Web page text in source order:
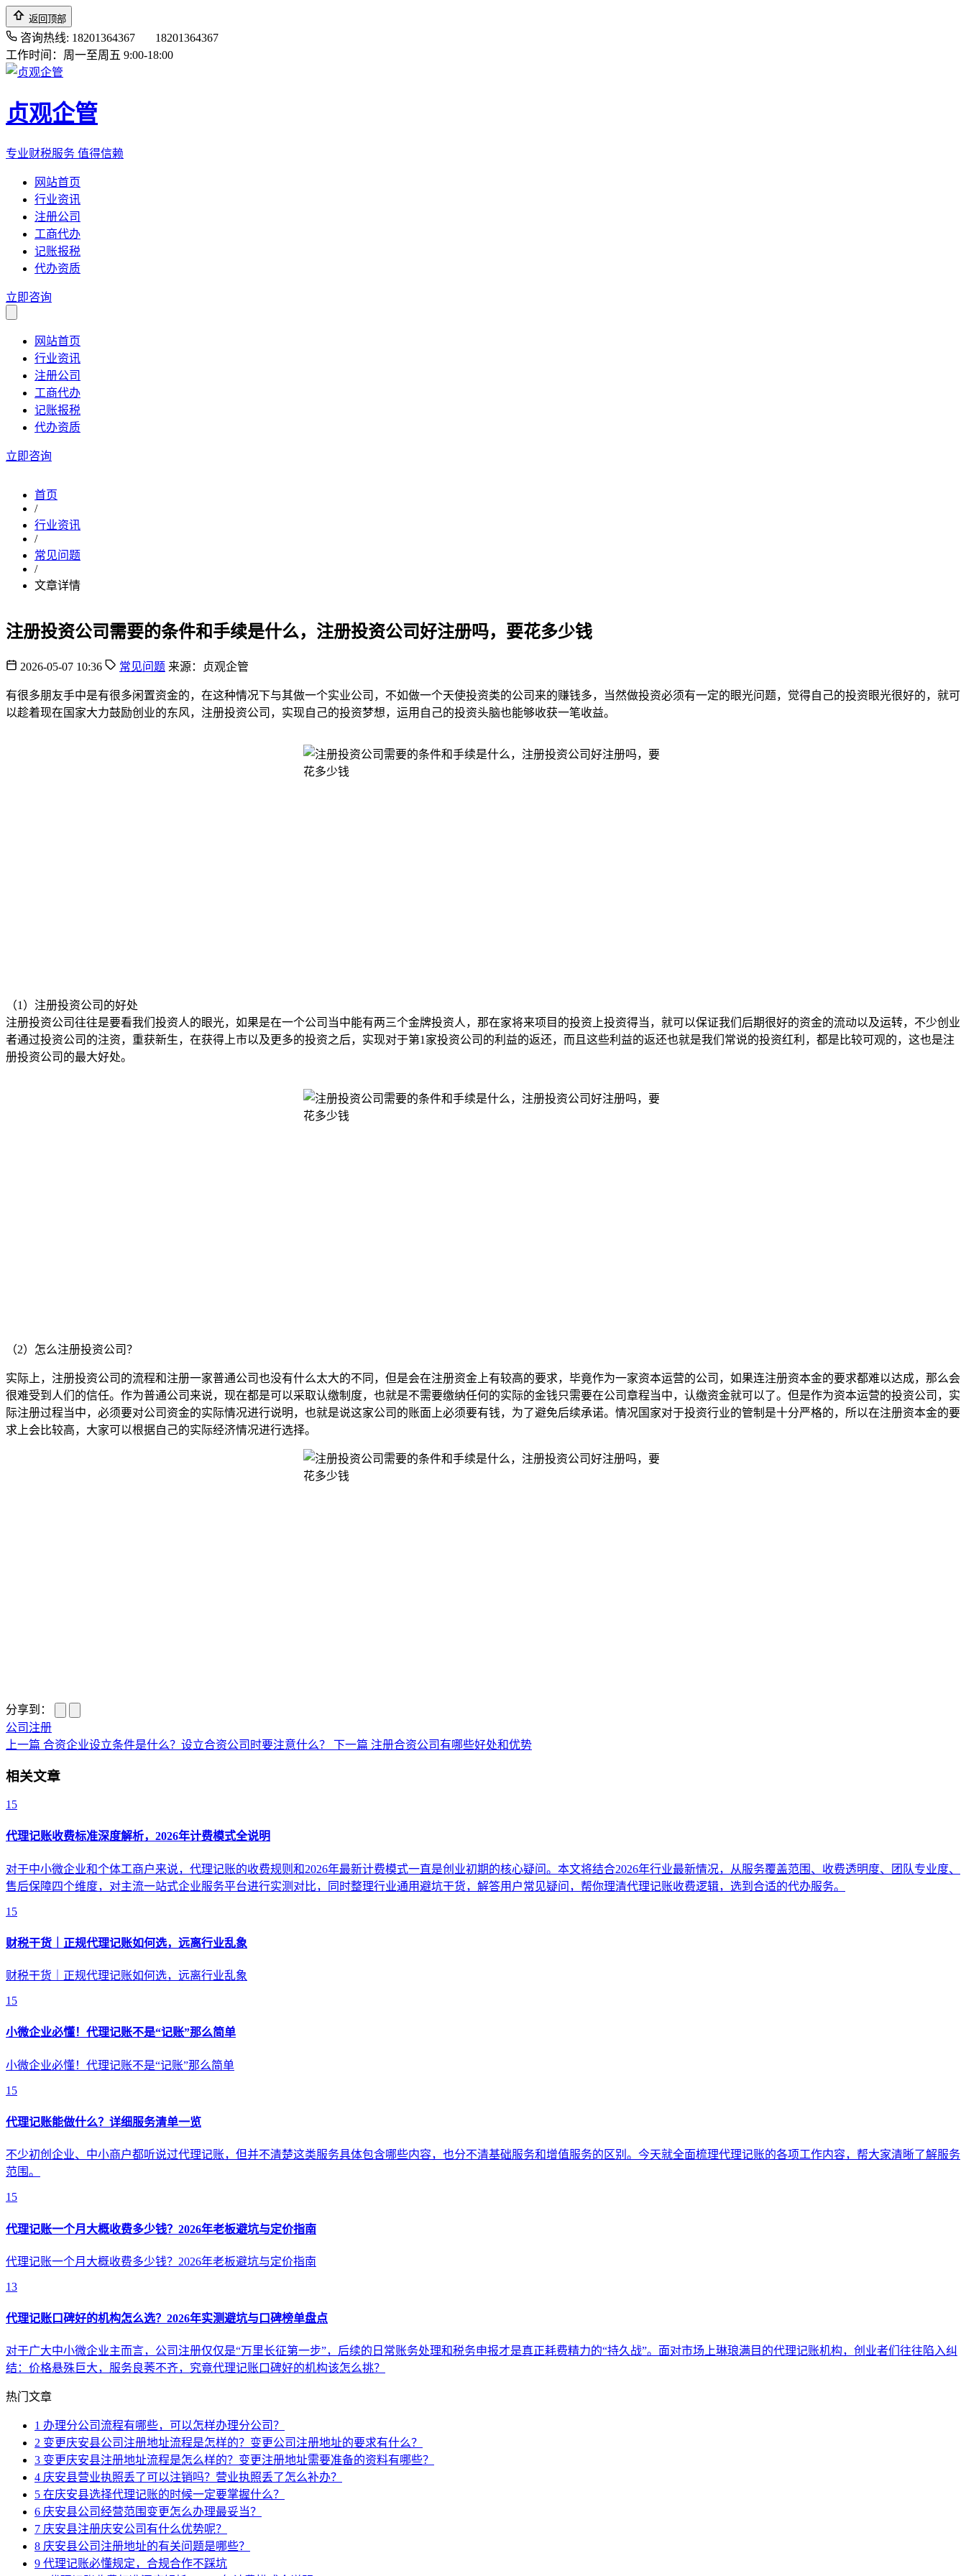
返回顶部
咨询热线: 18201364367
18201364367
工作时间：周一至周五 9:00-18:00
贞观企管
专业财税服务 值得信赖
网站首页
行业资讯
注册公司
工商代办
记账报税
代办资质
立即咨询
网站首页
行业资讯
注册公司
工商代办
记账报税
代办资质
立即咨询
首页
/
行业资讯
/
常见问题
/
文章详情
注册投资公司需要的条件和手续是什么，注册投资公司好注册吗，要花多少钱
2026-05-07 10:36 常见问题 来源：贞观企管
有很多朋友手中是有很多闲置资金的，在这种情况下与其做一个实业公司，不如做一个天使投资类的公司来的赚钱多，当然做投资必须有一定的眼光问题，觉得自己的投资眼光很好的，就可
以趁着现在国家大力鼓励创业的东风，注册投资公司，实现自己的投资梦想，运用自己的投资头脑也能够收获一笔收益。
（1）注册投资公司的好处
注册投资公司往往是要看我们投资人的眼光，如果是在一个公司当中能有两三个金牌投资人，那在家将来项目的投资上投资得当，就可以保证我们后期很好的资金的流动以及运转，不少创业
者通过投资公司的注资，重获新生，在获得上市以及更多的投资之后，实现对于第1家投资公司的利益的返还，而且这些利益的返还也就是我们常说的投资红利，都是比较可观的，这也是注
册投资公司的最大好处。
（2）怎么注册投资公司？
实际上，注册投资公司的流程和注册一家普通公司也没有什么太大的不同，但是会在注册资金上有较高的要求，毕竟作为一家资本运营的公司，如果连注册资本金的要求都难以达成，那么会
很难受到人们的信任。作为普通公司来说，现在都是可以采取认缴制度，也就是不需要缴纳任何的实际的金钱只需要在公司章程当中，认缴资金就可以了。但是作为资本运营的投资公司，实
际注册过程当中，必须要对公司资金的实际情况进行说明，也就是说这家公司的账面上必须要有钱，为了避免后续承诺。情况国家对于投资行业的管制是十分严格的，所以在注册资本金的要
求上会比较高，大家可以根据自己的实际经济情况进行选择。
分享到：
公司注册
上一篇 合资企业设立条件是什么？设立合资公司时要注意什么？ 下一篇 注册合资公司有哪些好处和优势
相关文章
15
代理记账收费标准深度解析，2026年计费模式全说明
对于中小微企业和个体工商户来说，代理记账的收费规则和2026年最新计费模式一直是创业初期的核心疑问。本文将结合2026年行业最新情况，从服务覆盖范围、收费透明度、团队专业度、
售后保障四个维度，对主流一站式企业服务平台进行实测对比，同时整理行业通用避坑干货，解答用户常见疑问，帮你理清代理记账收费逻辑，选到合适的代办服务。
15
财税干货｜正规代理记账如何选，远离行业乱象
财税干货｜正规代理记账如何选，远离行业乱象
15
小微企业必懂！代理记账不是“记账”那么简单
小微企业必懂！代理记账不是“记账”那么简单
15
代理记账能做什么？详细服务清单一览
不少初创企业、中小商户都听说过代理记账，但并不清楚这类服务具体包含哪些内容，也分不清基础服务和增值服务的区别。今天就全面梳理代理记账的各项工作内容，帮大家清晰了解服务
范围。
15
代理记账一个月大概收费多少钱？2026年老板避坑与定价指南
代理记账一个月大概收费多少钱？2026年老板避坑与定价指南
13
代理记账口碑好的机构怎么选？2026年实测避坑与口碑榜单盘点
对于广大中小微企业主而言，公司注册仅仅是“万里长征第一步”，后续的日常账务处理和税务申报才是真正耗费精力的“持久战”。面对市场上琳琅满目的代理记账机构，创业者们往往陷入纠
结：价格悬殊巨大，服务良莠不齐，究竟代理记账口碑好的机构该怎么挑？
热门文章
1 办理分公司流程有哪些，可以怎样办理分公司？
2 变更庆安县公司注册地址流程是怎样的？变更公司注册地址的要求有什么？
3 变更庆安县注册地址流程是怎么样的？变更注册地址需要准备的资料有哪些？
4 庆安县营业执照丢了可以注销吗？营业执照丢了怎么补办？
5 在庆安县选择代理记账的时候一定要掌握什么？
6 庆安县公司经营范围变更怎么办理最妥当？
7 庆安县注册庆安公司有什么优势呢？
8 庆安县公司注册地址的有关问题是哪些？
9 代理记账必懂规定，合规合作不踩坑